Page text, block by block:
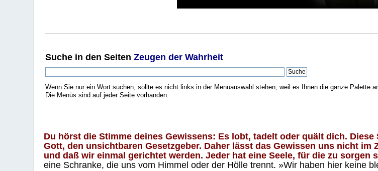
Suche in den SeitenZeugen der Wahrheit
Wenn Sie nur ein Wort suchen, sollte es nicht links in der Menüauswahl stehen, weil es Ihnen die ganze Palette
Die Menüs sind auf jeder Seite vorhanden..
Du hörst die Stimme deines Gewissens: Es lobt, tadelt oder quält dich.
Gott, den unsichtbaren Gesetzgeber. Daher lässt das Gewissen uns nicht
und daß wir einmal gerichtet werden. Jeder hat eine Seele, für die zu sorgen
eine Schranke, die uns vom Himmel oder der Hölle trennt. »Wir haben hier keine